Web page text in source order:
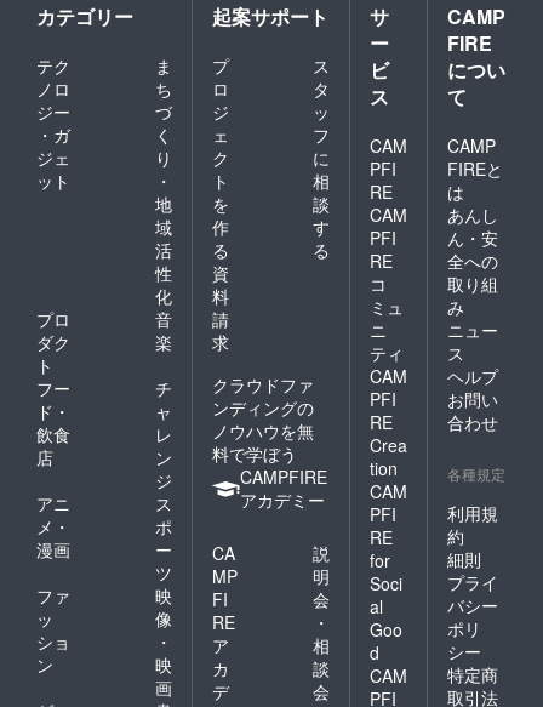
カテゴリー
テク
ノロ
ジー
・ガ
ジェ
ット
ま
ち
づ
く
り
・
地
域
活
性
化
プロ
ダク
ト
音
楽
フー
ド・
飲食
店
チ
ャ
レ
ン
ジ
アニ
メ・
漫画
ス
ポ
ー
ツ
ファ
ッ
ショ
ン
映
像
・
映
画
起案サポート
プ
ロ
ジ
ェ
ク
ト
を
作
る
ス
タ
ッ
フ
に
相
談
す
る
資
料
請
求
クラウドファ
ンディングの
ノウハウを無
料で学ぼう
CAMPFIRE
アカデミー
CA
MP
FI
RE
ア
カ
デ
説
明
会
・
相
談
会
サ
ー
ビ
ス
CAM
PFI
RE
CAM
PFI
RE
コ
ミュ
ニ
ティ
CAM
PFI
RE
Crea
tion
CAM
PFI
RE
for
Soci
al
Goo
d
CAM
PFI
CAMP
FIRE
につい
て
CAMP
FIREと
は
あんし
ん・安
全への
取り組
み
ニュー
ス
ヘルプ
お問い
合わせ
各種規定
利用規
約
細則
プライ
バシー
ポリ
シー
特定商
取引法